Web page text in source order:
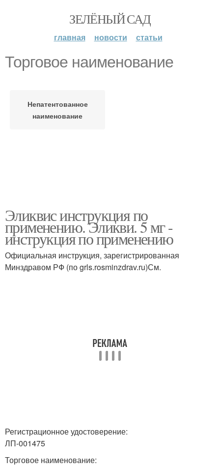
ЗЕЛЁНЫЙ САД
главная новости статьи
Торговое наименование
Непатентованное
наименование
Эликвис инструкция по
применению. Эликви. 5 мг -
инструкция по применению
Официальная инструкция, зарегистрированная
Минздравом РФ (по grls.rosminzdrav.ru)См.
Регистрационное удостоверение:
ЛП-001475
Торговое наименование: